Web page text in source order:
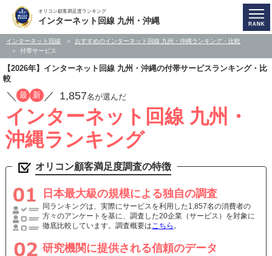
オリコン顧客満足度ランキング
インターネット回線 九州・沖縄
インターネット回線
おすすめのインターネット回線 九州・沖縄ランキング・比較
付帯サービス
【2026年】インターネット回線 九州・沖縄の付帯サービスランキング・比
較
／ 最 新 ／ 1,857名が選んだ
インターネット回線 九州・
沖縄ランキング
オリコン顧客満足度調査の特徴
日本最大級の規模による独自の調査
同ランキングは、実際にサービスを利用した1,857名の消費者の
方々のアンケートを基に、調査した20企業（サービス）を対象に
徹底比較しています。調査概要はこちら 。
研究機関に提供される信頼のデータ